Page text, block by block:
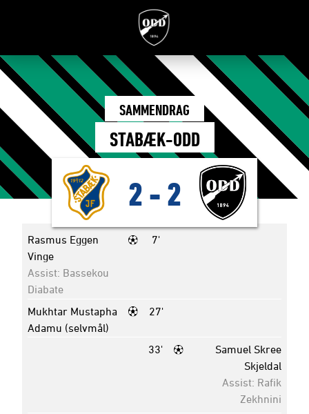
SAMMENDRAG
STABÆK-ODD
2 - 2
7'
Rasmus Eggen
Vinge
Assist: Bassekou
Diabate
27'
Mukhtar Mustapha
Adamu (selvmål)
33'
Samuel Skree
Skjeldal
Assist: Rafik
Zekhnini